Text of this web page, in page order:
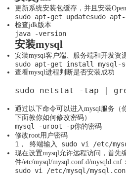
如
安
装
jdk/mysql/
更新系统安装包缓存，并且安装
sudo apt-get updatesudo
检查jdk版本
java -version
安装mysql
安装mysql客户端、服务端和开发资
sudo apt-get install
查看mysql进程判断是否安装成功
sudo netstat -tap |
通过以下命令可以进入mysql服务（
下面教你如何修改密码）
mysql -uroot -p你的密码
修改root用户密码
1， 终端输入 sudo vi /etc/
现在设置mysql允许远程访问，首先
件/etc/mysql/mysql.conf.d/mysqld.cnf：
sudo vi /etc/mysql/